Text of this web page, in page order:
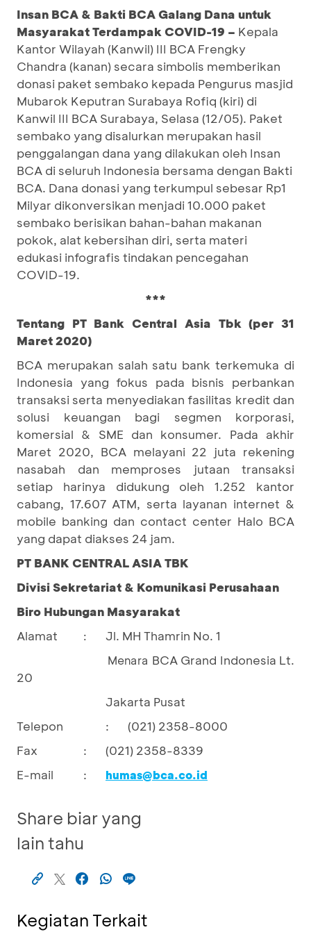
Insan BCA & Bakti BCA Galang Dana untuk
Masyarakat Terdampak COVID-19 – Kepala
Kantor Wilayah (Kanwil) III BCA Frengky
Chandra (kanan) secara simbolis memberikan
donasi paket sembako kepada Pengurus masjid
Mubarok Keputran Surabaya Rofiq (kiri) di
Kanwil III BCA Surabaya, Selasa (12/05). Paket
sembako yang disalurkan merupakan hasil
penggalangan dana yang dilakukan oleh Insan
BCA di seluruh Indonesia bersama dengan Bakti
BCA. Dana donasi yang terkumpul sebesar Rp1
Milyar dikonversikan menjadi 10.000 paket
sembako berisikan bahan-bahan makanan
pokok, alat kebersihan diri, serta materi
edukasi infografis tindakan pencegahan
COVID-19.
***
Tentang PT Bank Central Asia Tbk (per 31
Maret 2020)
BCA merupakan salah satu bank terkemuka di
Indonesia yang fokus pada bisnis perbankan
transaksi serta menyediakan fasilitas kredit dan
solusi keuangan bagi segmen korporasi,
komersial & SME dan konsumer. Pada akhir
Maret 2020, BCA melayani 22 juta rekening
nasabah dan memproses jutaan transaksi
setiap harinya didukung oleh 1.252 kantor
cabang, 17.607 ATM, serta layanan internet &
mobile banking dan contact center Halo BCA
yang dapat diakses 24 jam.
PT BANK CENTRAL ASIA TBK
Divisi Sekretariat & Komunikasi Perusahaan
Biro Hubungan Masyarakat
Alamat
: Jl. MH Thamrin No. 1
				Menara
BCA Grand Indonesia Lt.
20
Jakarta Pusat
Telepon
:
(021) 2358-8000
Fax
:
(021) 2358-8339
E-mail
: humas@bca.co.id
Share biar yang
lain tahu
Kegiatan Terkait